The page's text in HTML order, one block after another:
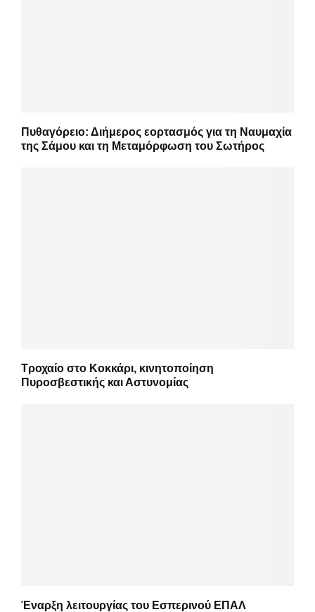
Πυθαγόρειο: Διήμερος εορτασμός για τη Ναυμαχία
της Σάμου και τη Μεταμόρφωση του Σωτήρος
Τροχαίο στο Κοκκάρι, κινητοποίηση
Πυροσβεστικής και Αστυνομίας
Έναρξη λειτουργίας του Εσπερινού ΕΠΑΛ